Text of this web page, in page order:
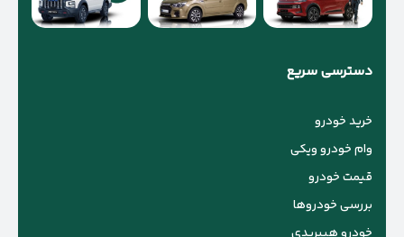
دسترسی سریع
خرید خودرو
وام خودرو ویکی
قیمت خودرو
بررسی خودروها